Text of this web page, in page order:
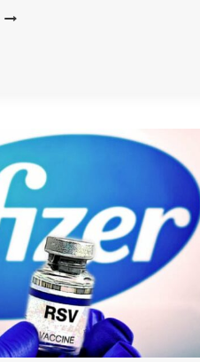
ACCUSE
AVER
ORIGINI
DELLA
COVID